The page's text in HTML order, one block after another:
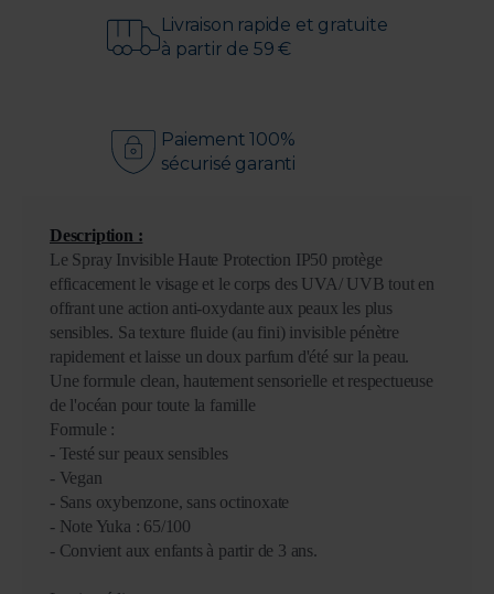
Livraison rapide et gratuite
à partir de 59 €
Paiement 100%
sécurisé garanti
Description :
Le Spray Invisible Haute Protection IP50 protège
efficacement le visage et le corps des UVA/ UVB tout en
offrant une action anti-oxydante aux peaux les plus
sensibles. Sa texture fluide (au fini) invisible pénètre
rapidement et laisse un doux parfum d'été sur la peau.
Une formule clean, hautement sensorielle et respectueuse
de l'océan pour toute la famille
Formule :
- Testé sur peaux sensibles
- Vegan
- Sans oxybenzone, sans octinoxate
- Note Yuka : 65/100
- Convient aux enfants à partir de 3 ans.